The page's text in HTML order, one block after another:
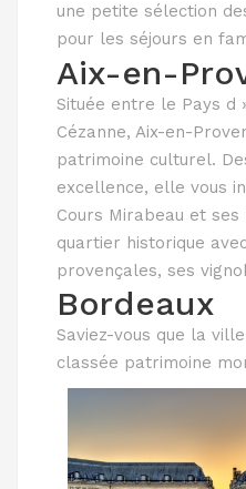
une petite sélection
pour les séjours en
Aix-en-
Située entre le Pays d
Cézanne, Aix-en-
patrimoine culturel.
excellence, elle vous
Cours Mirabeau et
quartier historique
provençales, ses
Bordeaux
Saviez-vous que la
classée patrimoine